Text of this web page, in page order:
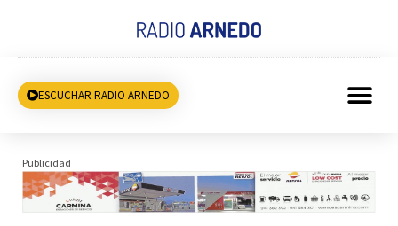
ESCUCHAR RADIO ARNEDO
Publicidad